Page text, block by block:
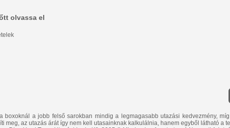
olvassa el
boxoknál a jobb felső sarokban mindig a legmagasabb utazási kedvezmény,
meg, az utazás árát így nem kell utasainknak kalkulálnia, hanem egyből látható a